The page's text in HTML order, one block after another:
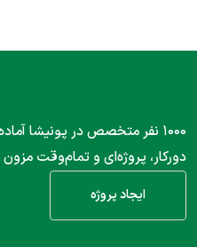
۱۰۰۰ نفر متخصص در پونیشا
دورکار، پروژه‌ای و تمام‌وقت
ایجاد پروژه